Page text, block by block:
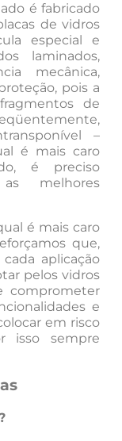
é fabricado
de vidros
especial e
laminados,
mecânica,
pois a
de
–
é mais caro
é preciso
melhores
é mais caro
que,
aplicação
pelos vidros
comprometer
e
em risco
isso sempre